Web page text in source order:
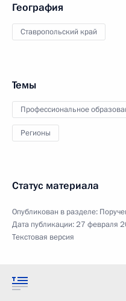
География
Ставропольский край
Темы
Профессиональное
Регионы
Статус материала
Опубликован в разделе:
Дата публикации:27 февраля
Текстовая версия